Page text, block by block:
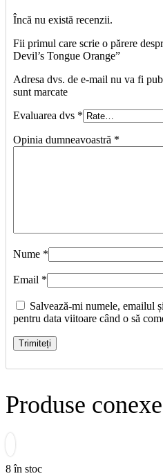
Încă nu există recenzii.
Fii primul care scrie o părere
Devil’s Tongue Orange”
Adresa dvs. de e-mail nu va fi
sunt marcate
Evaluarea dvs *
Opinia dumneavoastră *
Nume *
Email *
Salvează-mi numele, emailul
pentru data viitoare când o să
Produse conexe
8 în stoc